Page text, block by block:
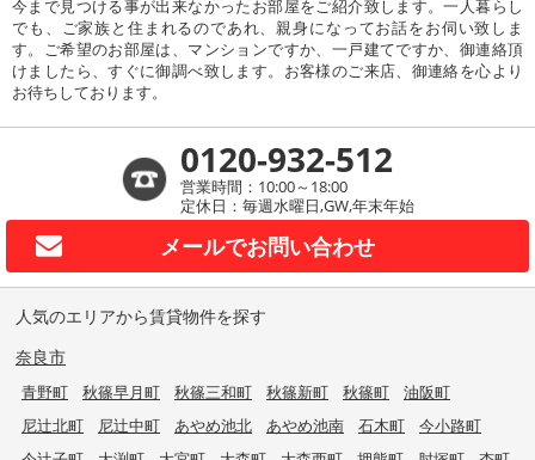
今まで見つける事が出来なかったお部屋をご紹介致します。一人暮らし
でも、ご家族と住まれるのであれ、親身になってお話をお伺い致しま
す。ご希望のお部屋は、マンションですか、一戸建てですか、御連絡頂
けましたら、すぐに御調べ致します。お客様のご来店、御連絡を心より
お待ちしております。
0120-932-512
営業時間：10:00～18:00
定休日：毎週水曜日,GW,年末年始
メールでお問い合わせ
人気のエリアから賃貸物件を探す
奈良市
青野町 秋篠早月町 秋篠三和町 秋篠新町 秋篠町
油阪町
尼辻北町
尼辻中町 あやめ池北 あやめ池南 石木町
今小路町